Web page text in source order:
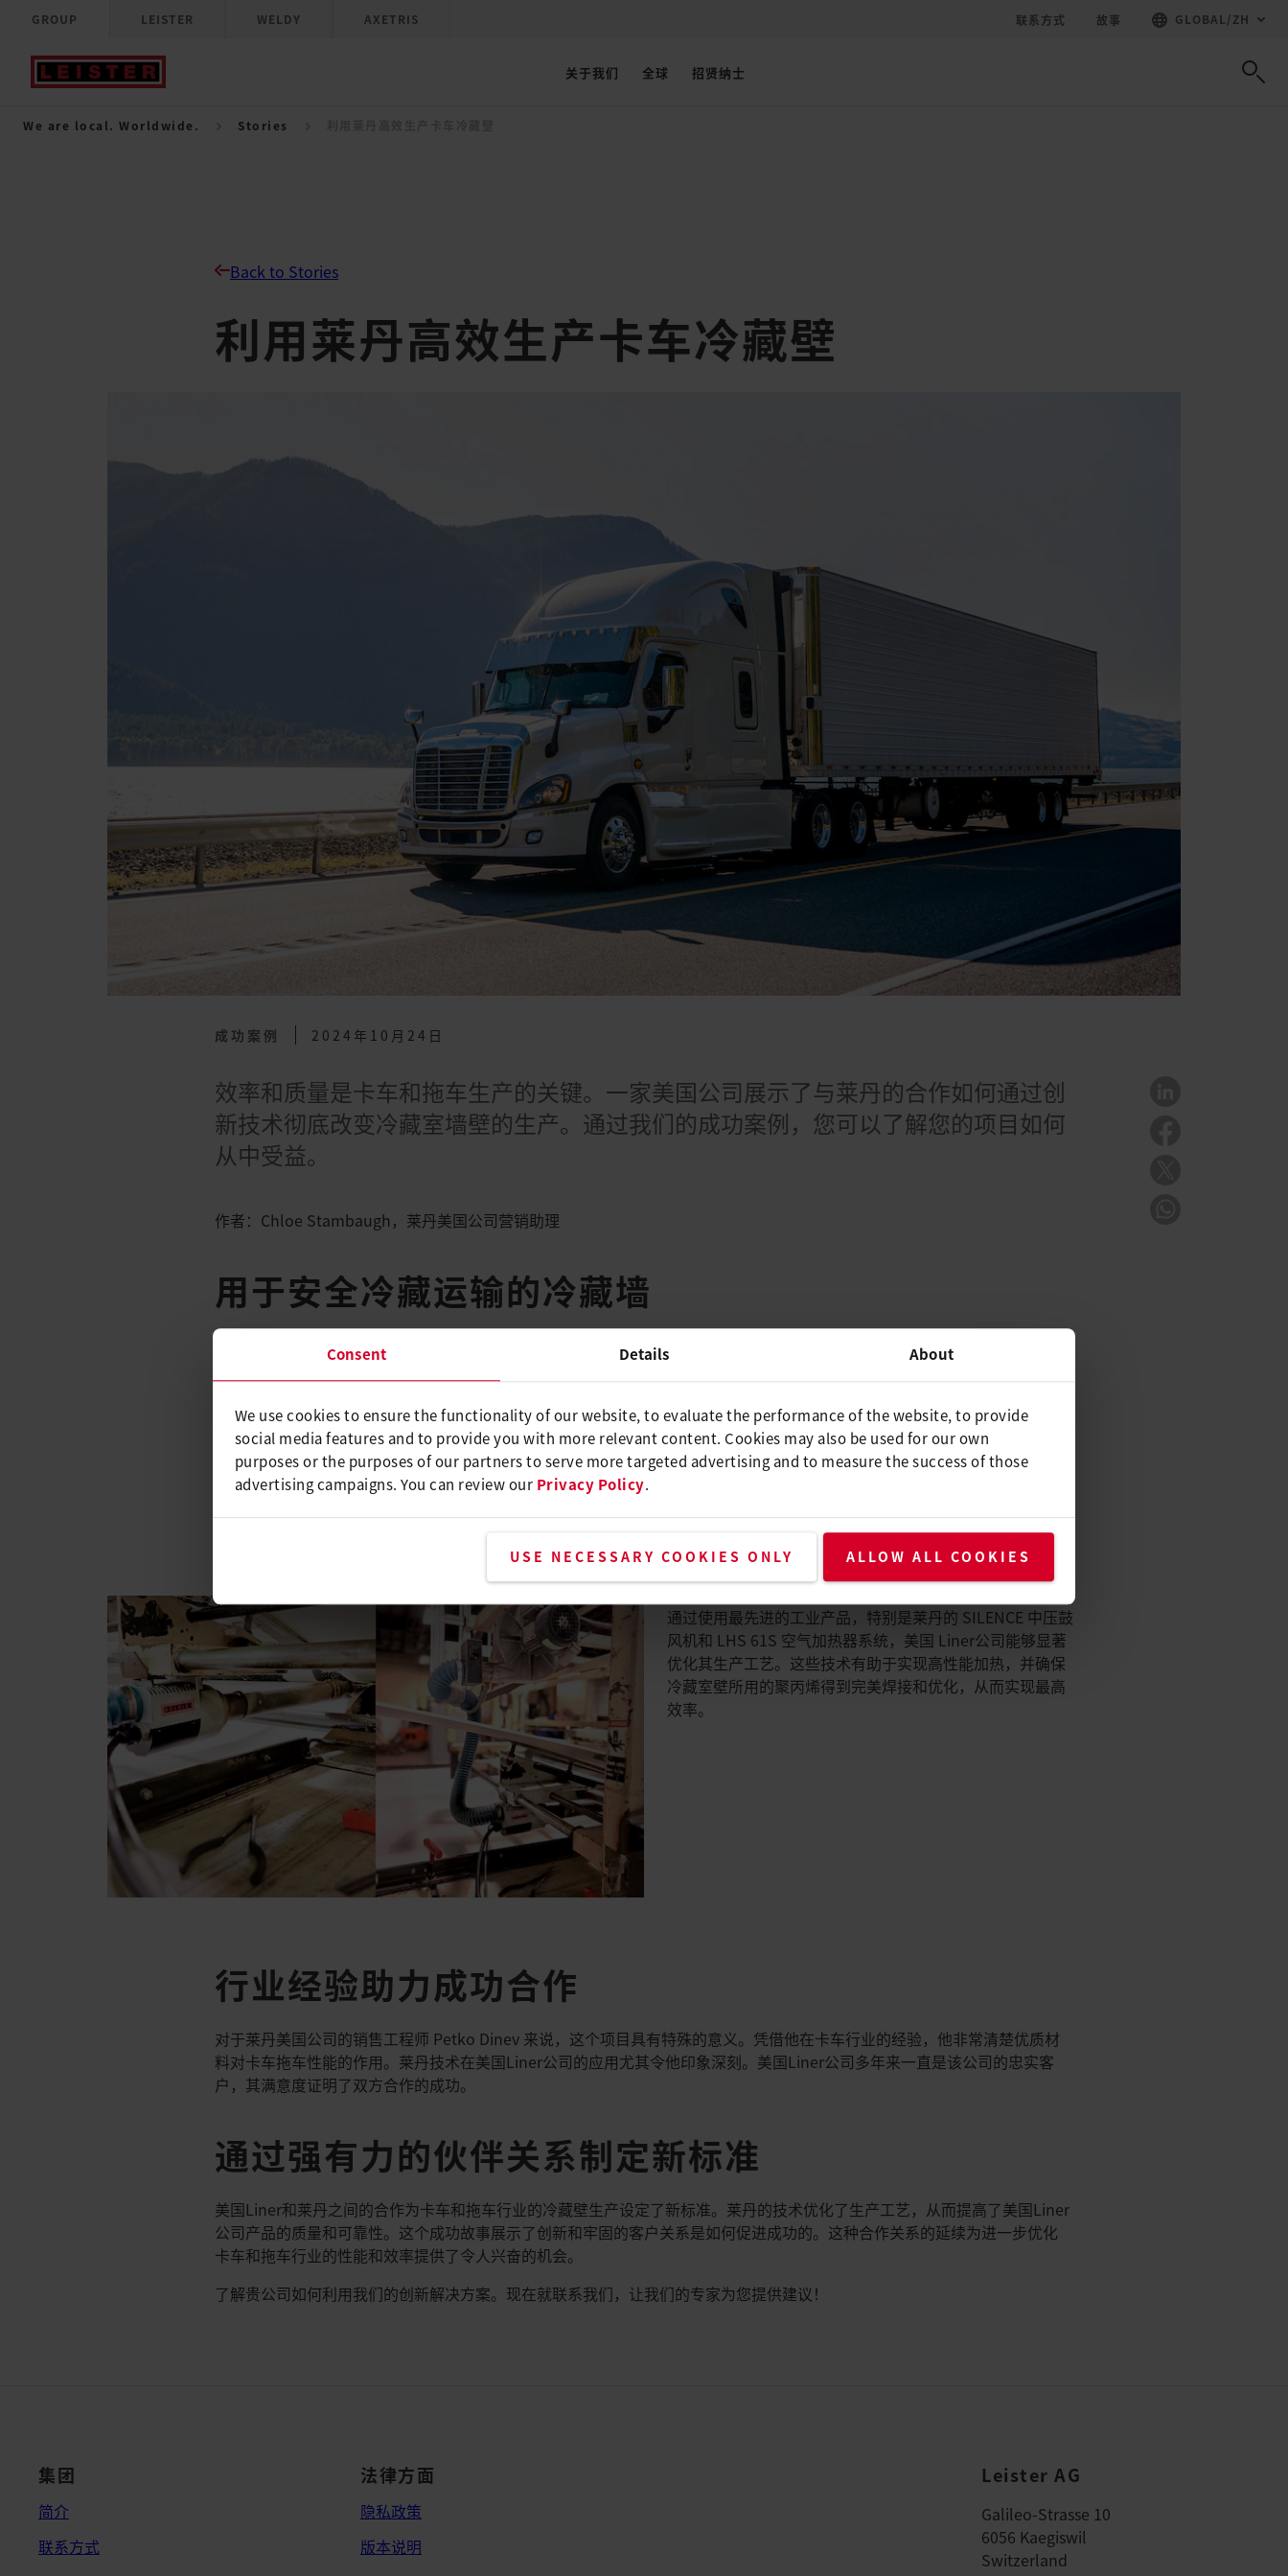
Consent Details About
We use cookies to ensure the functionality of our website, to evaluate the performance of the website, to provide
social media features and to provide you with more relevant content. Cookies may also be used for our own
purposes or the purposes of our partners to serve more targeted advertising and to measure the success of those
advertising campaigns. You can review our Privacy Policy.
USE NECESSARY COOKIES ONLY ALLOW ALL COOKIES
GROUP LEISTER WELDY AXETRIS 联系方式 故事 GLOBAL /ZH
关于我们 全球 招贤纳士
We are local. Worldwide. Stories
Back to Stories
利用莱丹高效生产卡车冷藏壁
成功案例 2024年10月24日
效率和质量是卡车和拖车生产的关键。一家美国公司展示了与莱丹的合作如何通过创
新技术彻底改变冷藏室墙壁的生产。通过我们的成功案例，您可以了解您的项目如何
从中受益。
作者：Chloe Stambaugh，莱丹美国公司营销助理
用于安全冷藏运输的冷藏墙
美国Liner公司是卡车和拖车行业先进复合材料的领先企业，该公司面临着生产耐用、高效冷藏室墙壁的挑战。冷藏（冷冻）集
装箱是专门为运输和储存食品、药品和鲜花等易腐货物而设计的。这些集装箱利用集成冷却系统主动调节箱内温度，是专为卡
这类容器的壁对于确保运输过程中的温度要求至关重要。为了满足行业要求，在生产过程中实现最大精度和一致性至关重要。
为了寻求一种高效的解决方案，美国Liner公司求助于莱丹公司。
使用莱丹 SILENCE 鼓风机和 LHS 61S 进行高效焊接
通过使用最先进的工业产品，特别是莱丹的 SILENCE 中压鼓
风机和 LHS 61S 空气加热器系统，美国 Liner公司能够显著
优化其生产工艺。这些技术有助于实现高性能加热，并确保
冷藏室壁所用的聚丙烯得到完美焊接和优化，从而实现最高
效率。
行业经验助力成功合作
对于莱丹美国公司的销售工程师 Petko Dinev 来说，这个项目具有特殊的意义。凭借他在卡车行业的经验，他非常清楚优质材
料对卡车拖车性能的作用。莱丹技术在美国Liner公司的应用尤其令他印象深刻。美国Liner公司多年来一直是该公司的忠实客
户，其满意度证明了双方合作的成功。
通过强有力的伙伴关系制定新标准
美国Liner和莱丹之间的合作为卡车和拖车行业的冷藏壁生产设定了新标准。莱丹的技术优化了生产工艺，从而提高了美国Liner
公司产品的质量和可靠性。这个成功故事展示了创新和牢固的客户关系是如何促进成功的。这种合作关系的延续为进一步优化
卡车和拖车行业的性能和效率提供了令人兴奋的机会。
了解贵公司如何利用我们的创新解决方案。现在就联系我们，让我们的专家为您提供建议！
集团
简介
联系方式
法律方面
隐私政策
版本说明
Leister AG
Galileo-Strasse 10
6056 Kaegiswil
Switzerland